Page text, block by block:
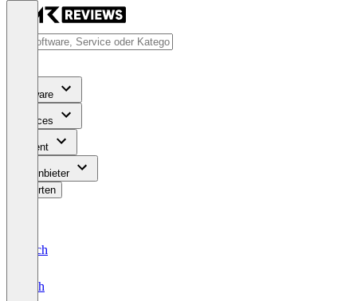
Software
Services
Content
Für Anbieter
Bewerten
Deutsch
English